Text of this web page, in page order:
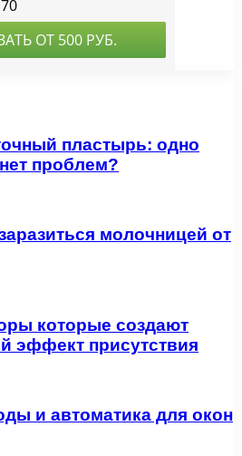
пластырь: одно
проблем?
молочницей от
которые создают
эффект присутствия
и автоматика для окон